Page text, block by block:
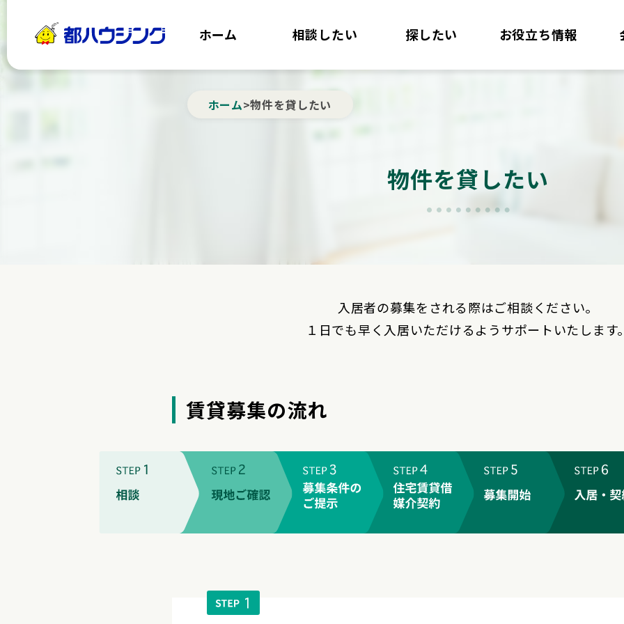
都ハウジング
ホーム 相談したい 探したい お役立ち情報
ホーム>物件を貸したい
物件を貸したい
入居者の募集をされる際はご相談ください。
１日でも早く入居いただけるようサポートいたします
賃貸募集の流れ